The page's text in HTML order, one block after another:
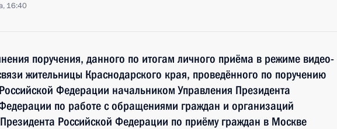
16:40
поручения, данного по итогам личного приёма в режиме видео-
жительницы Краснодарского края, проведённого по поручению
Федерации начальником Управления Президента
по работе с обращениями граждан и организаций
Российской Федерации по приёму граждан в Москве